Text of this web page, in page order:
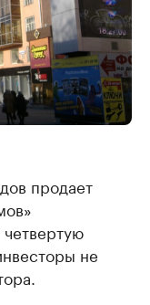
продает
не